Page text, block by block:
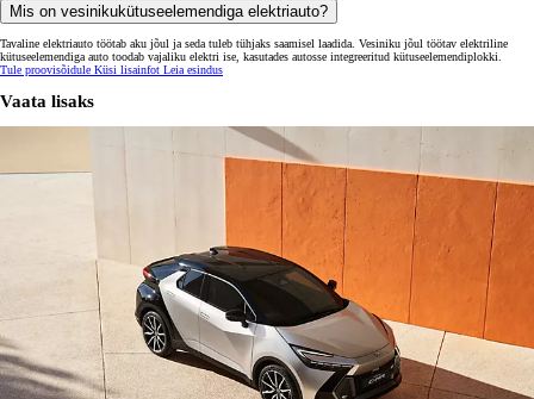
Mis on vesinikukütuseelemendiga elektriauto?
Tavaline elektriauto töötab aku jõul ja seda tuleb tühjaks saamisel laadida. Vesiniku jõul töötav elektriline
kütuseelemendiga auto toodab vajaliku elektri ise, kasutades autosse integreeritud kütuseelemendiplokki.
Tule proovisõidule Küsi lisainfot Leia esindus
Vaata lisaks